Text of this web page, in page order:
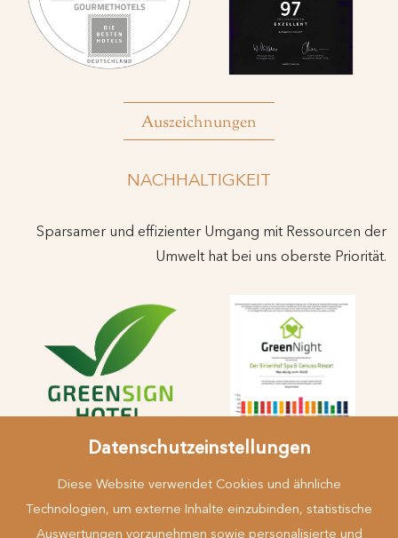
Datenschutzeinstellungen
Diese Website verwendet Cookies und ähnliche
Technologien, um externe Inhalte einzubinden, statistische
Auswertungen vorzunehmen sowie personalisierte und
Auszeichnungen
NACHHALTIGKEIT
Sparsamer und effizienter Umgang mit Ressourcen der
Umwelt hat bei uns oberste Priorität.